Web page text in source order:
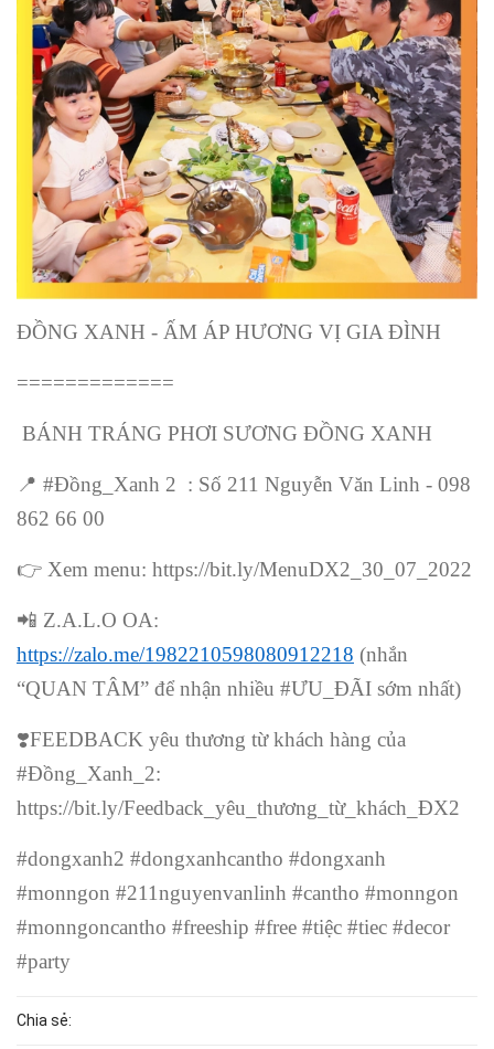
ĐỒNG XANH - ẤM ÁP HƯƠNG VỊ GIA ĐÌNH
=============
BÁNH TRÁNG PHƠI SƯƠNG ĐỒNG XANH
📍 #Đồng_Xanh 2 : Số 211 Nguyễn Văn Linh - 098
862 66 00
👉 Xem menu: https://bit.ly/MenuDX2_30_07_2022
📲 Z.A.L.O OA:
https://zalo.me/1982210598080912218 (nhắn
“QUAN TÂM” để nhận nhiều #ƯU_ĐÃI sớm nhất)
❣️FEEDBACK yêu thương từ khách hàng của
#Đồng_Xanh_2:
https://bit.ly/Feedback_yêu_thương_từ_khách_ĐX2
#dongxanh2 #dongxanhcantho #dongxanh
#monngon #211nguyenvanlinh #cantho #monngon
#monngoncantho #freeship #free #tiệc #tiec #decor
#party
Chia sẻ: